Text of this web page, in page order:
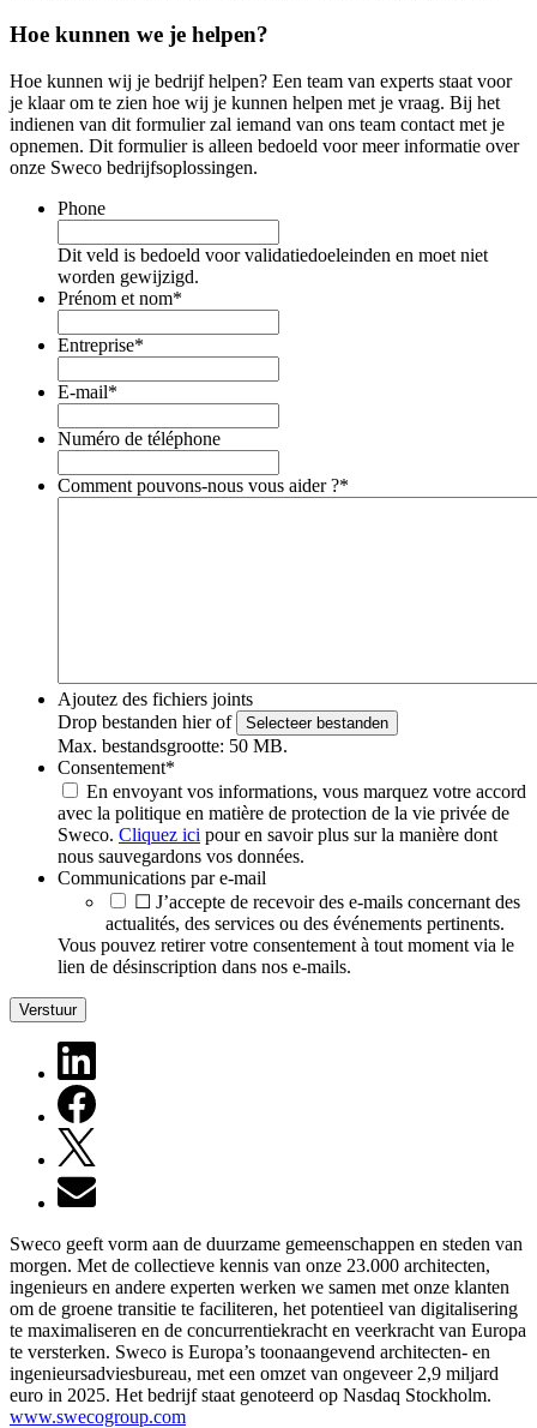
Hoe kunnen we je helpen?
Hoe kunnen wij je bedrijf helpen? Een team van experts staat voor
je klaar om te zien hoe wij je kunnen helpen met je vraag. Bij het
indienen van dit formulier zal iemand van ons team contact met je
opnemen. Dit formulier is alleen bedoeld voor meer informatie over
onze Sweco bedrijfsoplossingen.
Phone
Dit veld is bedoeld voor validatiedoeleinden en moet niet
worden gewijzigd.
Prénom et nom*
Entreprise*
E-mail*
Numéro de téléphone
Comment pouvons-nous vous aider ?*
Ajoutez des fichiers joints
Drop bestanden hier of
Selecteer bestanden
Max. bestandsgrootte: 50 MB.
Consentement*
En envoyant vos informations, vous marquez votre accord
avec la politique en matière de protection de la vie privée de
Sweco. Cliquez ici pour en savoir plus sur la manière dont
nous sauvegardons vos données.
Communications par e-mail
☐ J’accepte de recevoir des e-mails concernant des
actualités, des services ou des événements pertinents.
Vous pouvez retirer votre consentement à tout moment via le
lien de désinscription dans nos e-mails.
Verstuur
Sweco geeft vorm aan de duurzame gemeenschappen en steden van
morgen. Met de collectieve kennis van onze 23.000 architecten,
ingenieurs en andere experten werken we samen met onze klanten
om de groene transitie te faciliteren, het potentieel van digitalisering
te maximaliseren en de concurrentiekracht en veerkracht van Europa
te versterken. Sweco is Europa’s toonaangevend architecten- en
ingenieursadviesbureau, met een omzet van ongeveer 2,9 miljard
euro in 2025. Het bedrijf staat genoteerd op Nasdaq Stockholm.
www.swecogroup.com